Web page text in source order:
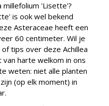
millefolium 'Lisette'?
is ook wel bekend
Asteraceae heeft een
60 centimeter. Wil je
tips over deze Achillea
harte welkom in ons
weten: niet alle planten
(op elk moment) in